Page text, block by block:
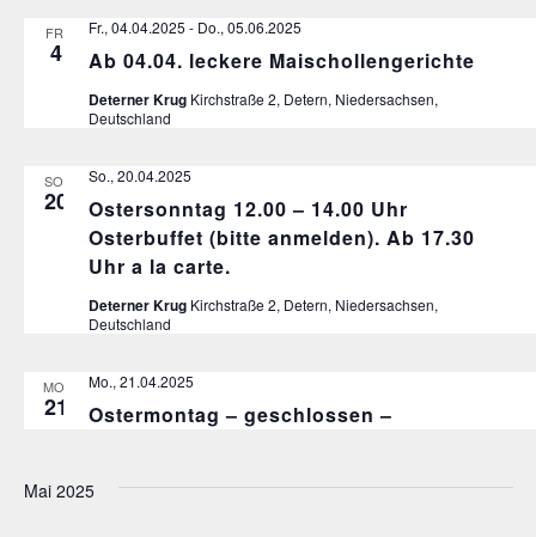
FR.
4 Ab 04.04. leckere Maischollengerichte
Fr., 04.04.2025 - Do., 05.06.2025
Deterner Krug Kirchstraße 2, Detern, Niedersachsen,
Deutschland
SO.
20
Ostersonntag 12.00 – 14.00 Uhr
Osterbuffet (bitte anmelden). Ab 17.30
Uhr a la carte.
So., 20.04.2025
Deterner Krug Kirchstraße 2, Detern, Niedersachsen,
Deutschland
MO.
21 Ostermontag – geschlossen –
Mo., 21.04.2025
Mai 2025